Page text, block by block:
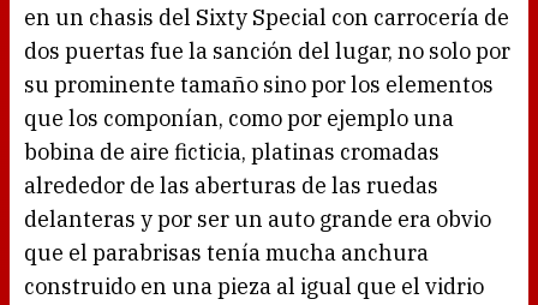
en un chasis del Sixty Special con carrocería de
dos puertas fue la sanción del lugar, no solo por
su prominente tamaño sino por los elementos
que los componían, como por ejemplo una
bobina de aire ficticia, platinas cromadas
alrededor de las aberturas de las ruedas
delanteras y por ser un auto grande era obvio
que el parabrisas tenía mucha anchura
construido en una pieza al igual que el vidrio